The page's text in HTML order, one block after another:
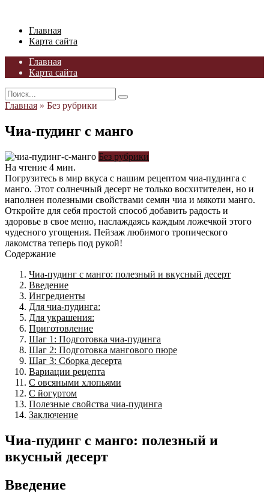
contentГлавная
Карта сайта
Главная
Карта сайта
Search
for:
Главная » Без рубрики
Чиа-пудинг с манго
Без рубрики
На чтение 4 мин.
Погрузитесь в мир вкуса с нашим рецептом чиа-пудинга с
манго. Этот солнечный десерт не только восхитителен, но и
наполнен полезными свойствами семян чиа и мякоти манго.
Откройте для себя простой способ добавить радость и
здоровье в свое меню, наслаждаясь каждым ложечкой этого
чудесного угощения. Пейзаж любимого тропического
лакомства теперь под рукой!
Содержание
Чиа-пудинг с манго: полезный и вкусный десерт
Введение
Ингредиенты
Для чиа-пудинга:
Для украшения:
Приготовление
Шаг 1: Подготовка чиа-пудинга
Шаг 2: Подготовка мангового пюре
Шаг 3: Сборка десерта
Вариации рецепта
С овсяными хлопьями
С йогуртом
Полезные свойства чиа-пудинга
Заключение
Чиа-пудинг с манго: полезный и
вкусный десерт
Введение